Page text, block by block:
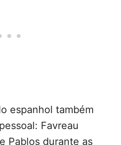
espanhol também
Favreau
Pablos durante as